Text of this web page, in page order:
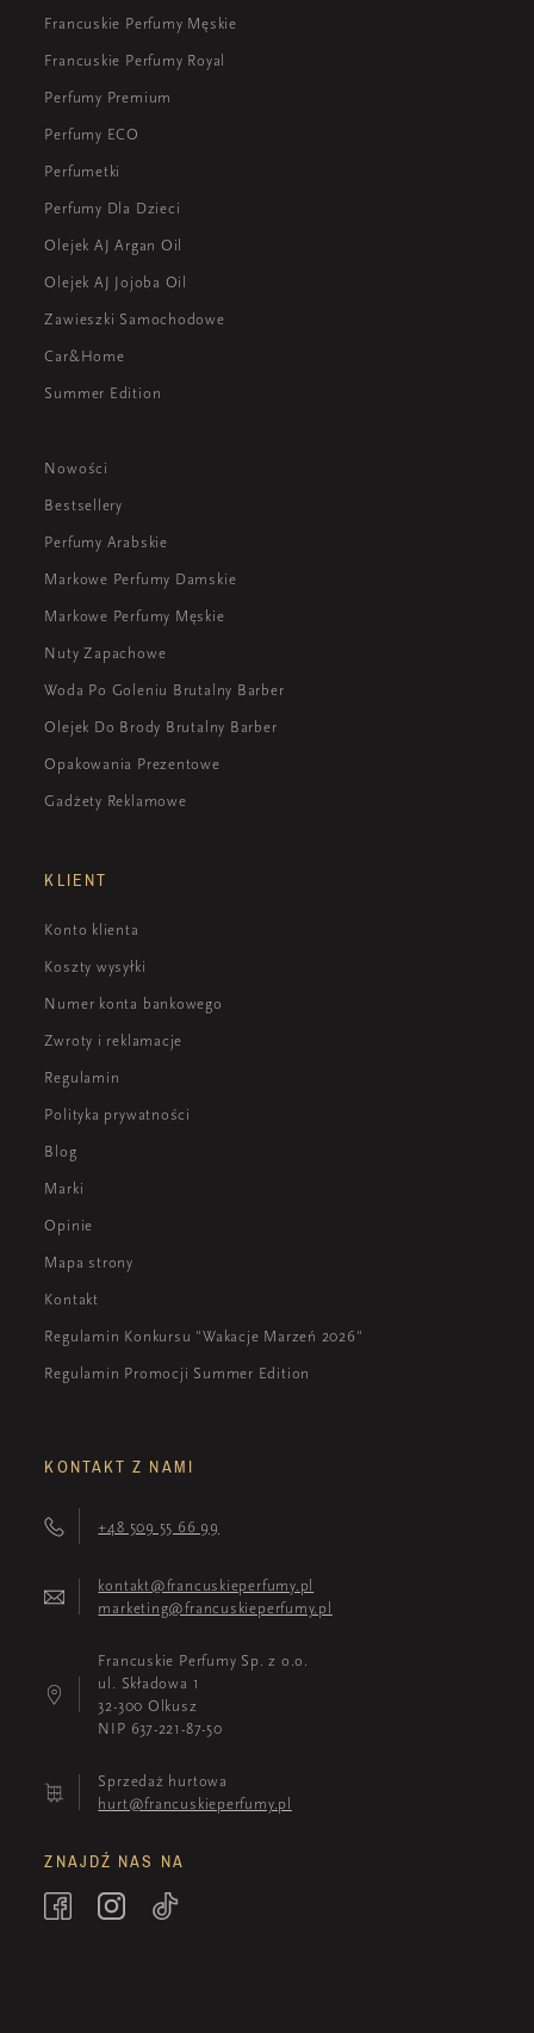
Francuskie Perfumy Męskie
Francuskie Perfumy Royal
Perfumy Premium
Perfumy ECO
Perfumetki
Perfumy Dla Dzieci
Olejek AJ Argan Oil
Olejek AJ Jojoba Oil
Zawieszki Samochodowe
Car&Home
Summer Edition
Nowości
Bestsellery
Perfumy Arabskie
Markowe Perfumy Damskie
Markowe Perfumy Męskie
Nuty Zapachowe
Woda Po Goleniu Brutalny Barber
Olejek Do Brody Brutalny Barber
Opakowania Prezentowe
Gadżety Reklamowe
KLIENT
Konto klienta
Koszty wysyłki
Numer konta bankowego
Zwroty i reklamacje
Regulamin
Polityka prywatności
Blog
Marki
Opinie
Mapa strony
Kontakt
Regulamin Konkursu "Wakacje Marzeń 2026"
Regulamin Promocji Summer Edition
KONTAKT Z NAMI
+48 509 55 66 99
kontakt@francuskieperfumy.pl
marketing@francuskieperfumy.pl
Francuskie Perfumy Sp. z o.o.
ul. Składowa 1
32-300 Olkusz
NIP 637-221-87-50
Sprzedaż hurtowa
hurt@francuskieperfumy.pl
ZNAJDŹ NAS NA